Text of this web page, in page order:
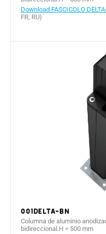
Download FASCICOLO
FR, RU)
001DELTA-BN
Columna de aluminio
bidireccional.H = 500 mm